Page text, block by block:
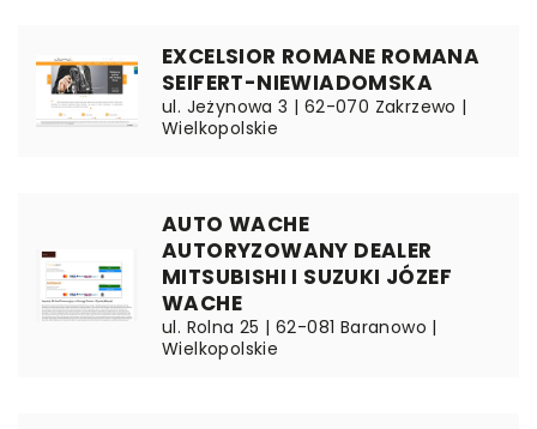
EXCELSIOR ROMANE ROMANA
SEIFERT-NIEWIADOMSKA
ul. Jeżynowa 3 | 62-070 Zakrzewo |
Wielkopolskie
AUTO WACHE
AUTORYZOWANY DEALER
MITSUBISHI I SUZUKI JÓZEF
WACHE
ul. Rolna 25 | 62-081 Baranowo |
Wielkopolskie